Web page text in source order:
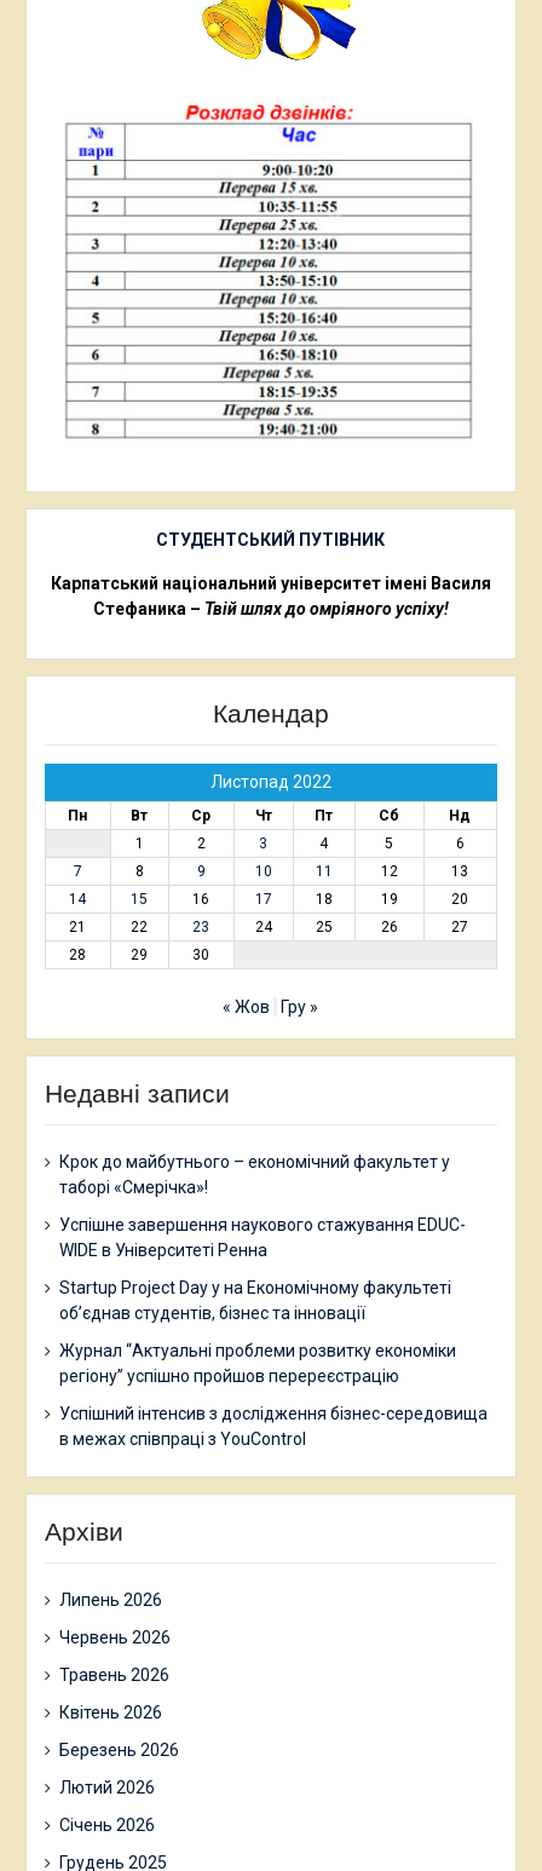
СТУДЕНТСЬКИЙ ПУТІВНИК
Карпатський національний університет імені Василя
Стефаника – Твій шлях до омріяного успіху!
Календар
Листопад 2022
Пн Вт Ср Чт Пт Сб
Нд
1
2 3 4 5
6
7
8 9 10 11 12
13
14
15 16 17 18 19
20
21
22 23 24 25 26
27
28
29 30
« Жов Гру »
Недавні записи
Крок до майбутнього – економічний факультет у
таборі «Смерічка»!
Успішне завершення наукового стажування EDUC-
WIDE в Університеті Ренна
Startup Project Day у на Економічному факультеті
об’єднав студентів, бізнес та інновації
Журнал “Актуальні проблеми розвитку економіки
регіону” успішно пройшов перереєстрацію
Успішний інтенсив з дослідження бізнес-середовища
в межах співпраці з YouControl
Архіви
Липень 2026
Червень 2026
Травень 2026
Квітень 2026
Березень 2026
Лютий 2026
Січень 2026
Грудень 2025